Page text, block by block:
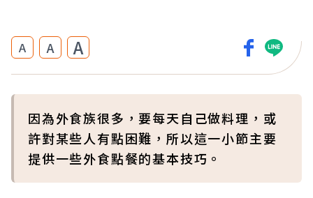
A A A
因為外食族很多，要每天自己做料理，或
許對某些人有點困難，所以這一小節主要
提供一些外食點餐的基本技巧。